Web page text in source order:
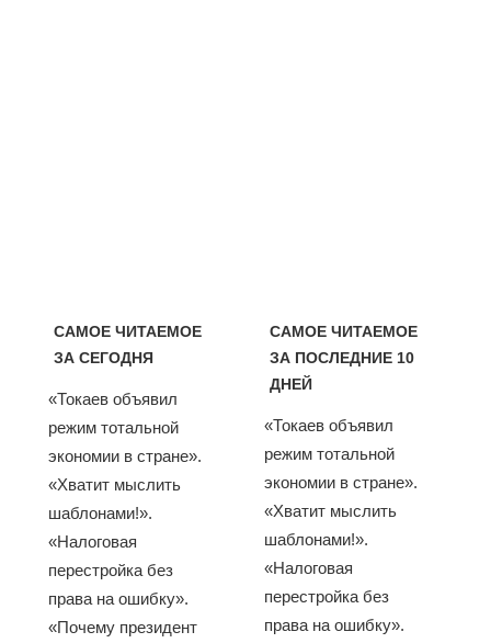
САМОЕ ЧИТАЕМОЕ
ЗА СЕГОДНЯ
«Токаев объявил
режим тотальной
экономии в стране».
«Хватит мыслить
шаблонами!».
«Налоговая
перестройка без
права на ошибку».
«Почему президент
САМОЕ ЧИТАЕМОЕ
ЗА ПОСЛЕДНИЕ 10
ДНЕЙ
«Токаев объявил
режим тотальной
экономии в стране».
«Хватит мыслить
шаблонами!».
«Налоговая
перестройка без
права на ошибку».